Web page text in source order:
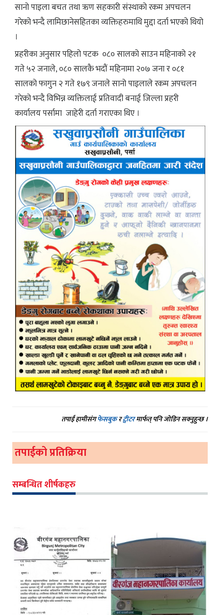
सानो पाइला बचत तथा ऋण सहकारी संस्थाको रकम अपचलन
गरेको भन्दै लामिछानेसहितका व्यक्तिहरुमाथि मुद्दा दर्ता भएको थियो
।
प्रहरीका अनुसार पहिलो पटक ०८० सालको साउन महिनाको २१
गते ५२ जनाले, ०८० सालकै भदौं महिनामा २०७ जना र ०८१
सालको फागुन २ गते १७९ जनाले सानो पाइलाले रकम अपचलन
गरेको भन्दै विभिन्न व्यक्तिलाई प्रतिवादी बनाई जिल्ला प्रहरी
कार्यालय पर्सामा जाहेरी दर्ता गराएका थिए ।
तपाईं हामीसंगफेसबुकरट्वीटरमार्फत् पनि जोडिन सक्नुहुन्छ ।
तपाईको प्रतिक्रिया
सम्बन्धित शीर्षकहरु